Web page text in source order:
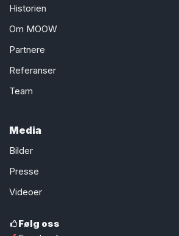
Historien
Om MOOW
Partnere
Referanser
Team
Media
Bilder
Presse
Videoer
Følg oss